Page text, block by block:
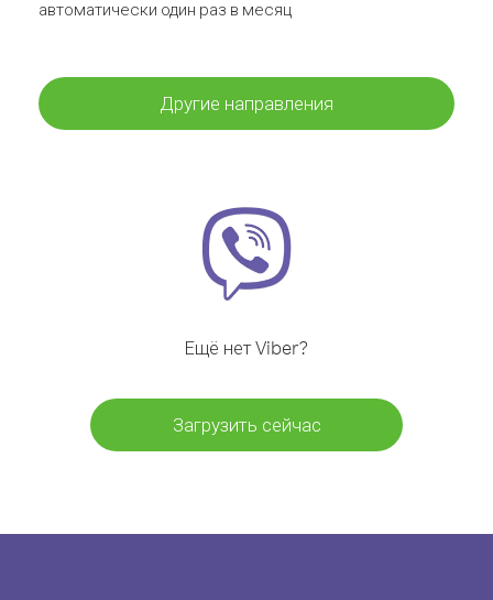
автоматически один раз в месяц
Другие направления
Ещё нет Viber?
Загрузить сейчас